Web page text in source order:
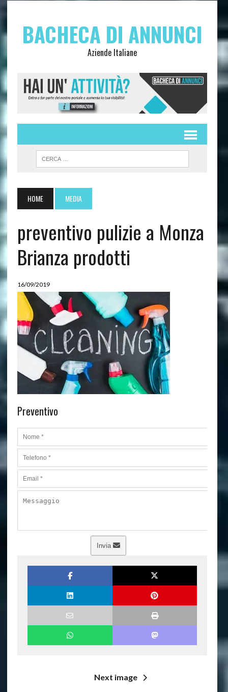
BACHECA DI ANNUNCI
Aziende Italiane
HOME MEDIA
preventivo pulizie a Monza
Brianza prodotti
16/09/2019
Preventivo
Invia
Next image